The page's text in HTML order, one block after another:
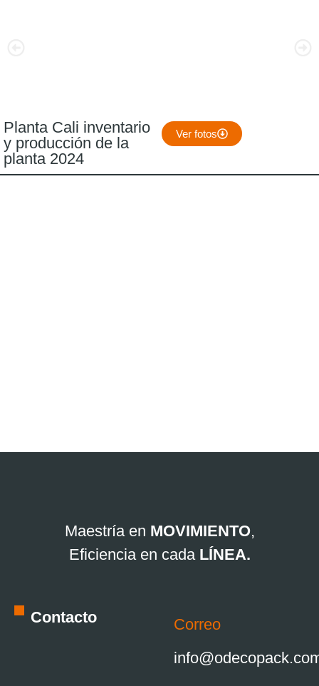
Planta Cali inventario
y producción de la
planta 2024
Ver fotos
Maestría en MOVIMIENTO,
Eficiencia en cada LÍNEA.
Contacto
Correo